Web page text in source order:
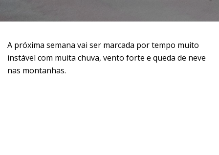
A próxima semana vai ser marcada por tempo muito
instável com muita chuva, vento forte e queda de neve
nas montanhas.